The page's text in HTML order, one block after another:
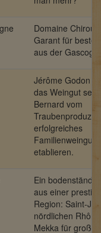
Domaine
Garant für beste
aus der
Jérôme Godon
das Weingut
Bernard vom
erfolgreiches
Familienweingut
etablieren.
Ein
aus einer
Region: Saint-
nördlichen
Mekka für